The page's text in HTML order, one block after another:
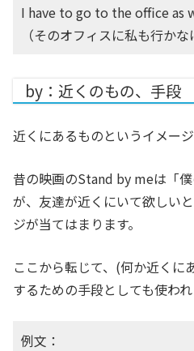
I have to go to the office as
（そのオフィスに私も行かな
by：近くのもの、手段
近くにあるものというイメージ
昔の映画のStand by meは「
が、友達が近くにいて欲しい
ジが当てはまります。
ここから転じて、(何か近くに
するための手段としても使われ
例文：